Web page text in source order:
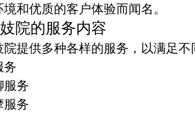
和优质的客户体验而闻名。
院的服务内容
院提供多种各样的服务，以满足
务
服务
服务